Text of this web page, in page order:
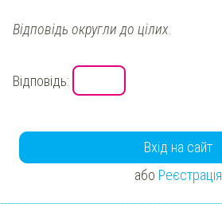
Відповідь округли до цілих
Відповідь:
Вхід на сайт
або Реєстрація